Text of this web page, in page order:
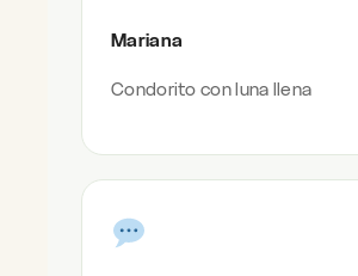
Mariana
Condorito con luna llena